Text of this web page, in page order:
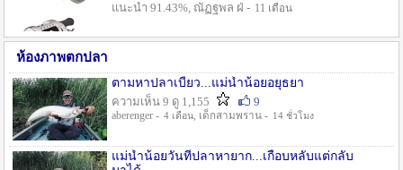
แนะนำ 91.43%, ณัฏฐพล ฝ่ - 11 เดือน
ห้องภาพตกปลา
ตามหาปลาเบี้ยว...แม่น้ำน้อยอยุธยา
ความเห็น 9 ดู 1,155
9
aberenger - 4 เดือน, เด็กสามพราน - 14 ชั่วโมง
แม่น้ำน้อยวันที่ปลาหายาก...เกือบหลับแต่กลับ